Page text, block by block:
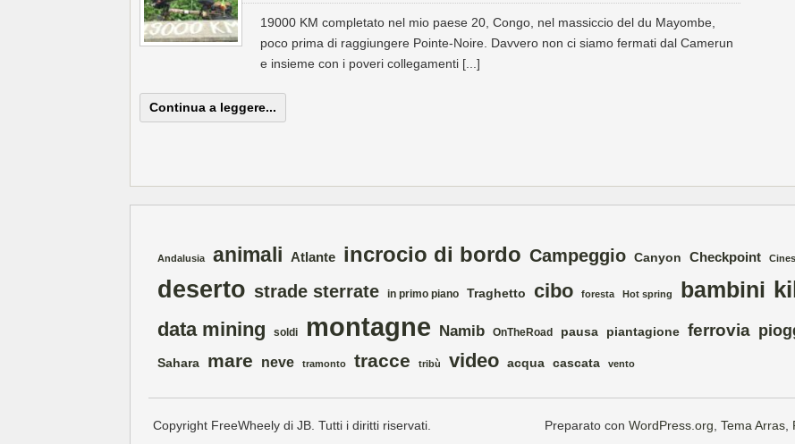
19000 KM completato nel mio paese 20, Congo, nel massiccio del du Mayombe,
poco prima di raggiungere Pointe-Noire. Davvero non ci siamo fermati dal Camerun
e insieme con i poveri collegamenti [...]
Continua a leggere...
Andalusia animali Atlante incrocio di bordo Campeggio Canyon Checkpoint
deserto strade sterrate in primo piano Traghetto cibo foresta Hot spring bambini
data mining soldi montagne Namib OnTheRoad pausa piantagione ferrovia
Sahara mare neve tramonto tracce tribù video acqua cascata vento
Preparato con WordPress.org Tema Arras
Copyright FreeWheely di JB. Tutti i diritti riservati.